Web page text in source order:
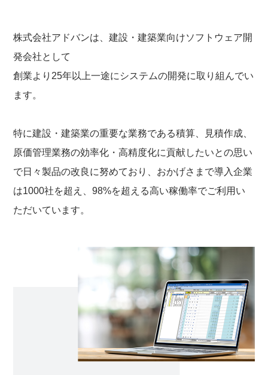
株式会社アドバンは、建設・建築業向けソフトウェア開
発会社として
創業より25年以上一途にシステムの開発に取り組んでい
ます。
特に建設・建築業の重要な業務である積算、見積作成、
原価管理業務の効率化・高精度化に貢献したいとの思い
で日々製品の改良に努めており、おかげさまで導入企業
は1000社を超え、98%を超える高い稼働率でご利用い
ただいています。